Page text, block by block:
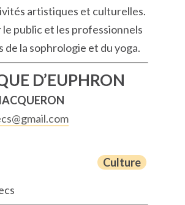
artistiques et culturelles.
le public et les professionnels
de la sophrologie et du yoga.
D’EUPHRON
Culture